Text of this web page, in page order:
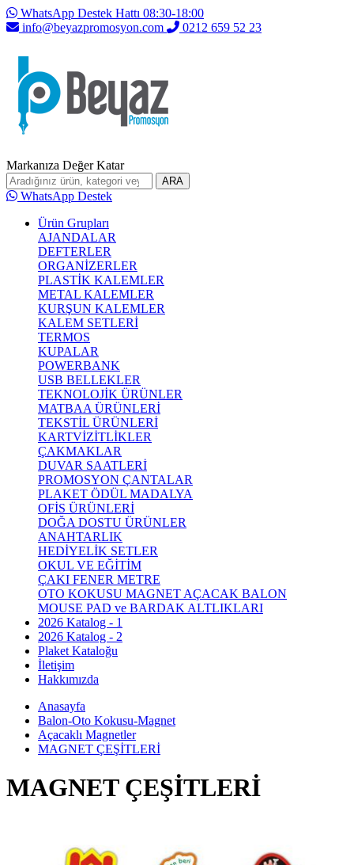
WhatsApp Destek Hattı 08:30-18:00
info@beyazpromosyon.com
0212 659 52 23
Markanıza Değer Katar
ARA
WhatsApp Destek
Ürün Grupları
AJANDALAR
DEFTERLER
ORGANİZERLER
PLASTİK KALEMLER
METAL KALEMLER
KURŞUN KALEMLER
KALEM SETLERİ
TERMOS
KUPALAR
POWERBANK
USB BELLEKLER
TEKNOLOJİK ÜRÜNLER
MATBAA ÜRÜNLERİ
TEKSTİL ÜRÜNLERİ
KARTVİZİTLİKLER
ÇAKMAKLAR
DUVAR SAATLERİ
PROMOSYON ÇANTALAR
PLAKET ÖDÜL MADALYA
OFİS ÜRÜNLERİ
DOĞA DOSTU ÜRÜNLER
ANAHTARLIK
HEDİYELİK SETLER
OKUL VE EĞİTİM
ÇAKI FENER METRE
OTO KOKUSU MAGNET AÇACAK BALON
MOUSE PAD ve BARDAK ALTLIKLARI
2026 Katalog - 1
2026 Katalog - 2
Plaket Kataloğu
İletişim
Hakkımızda
Anasayfa
Balon-Oto Kokusu-Magnet
Açacaklı Magnetler
MAGNET ÇEŞİTLERİ
MAGNET ÇEŞİTLERİ